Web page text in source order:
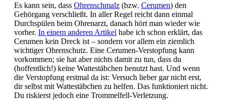
Es kann sein, dass Ohrenschmalz (bzw. Cerumen) den
Gehörgang verschließt. In aller Regel reicht dann einmal
Durchspülen beim Ohrenarzt, danach hört man wieder wie
vorher. In einem anderen Artikel habe ich schon erklärt, das
Cerumen kein Dreck ist – sondern vor allem ein ziemlich
wichtiger Ohrenschutz. Eine Cerumen-Verstopfung kann
vorkommen; sie hat aber nichts damit zu tun, dass du
(hoffentlich!) keine Wattestäbchen benutzt hast. Und wenn
die Verstopfung erstmal da ist: Versuch lieber gar nicht erst,
dir selbst mit Wattestäbchen zu helfen. Das funktioniert nicht.
Du riskierst jedoch eine Trommelfell-Verletzung.